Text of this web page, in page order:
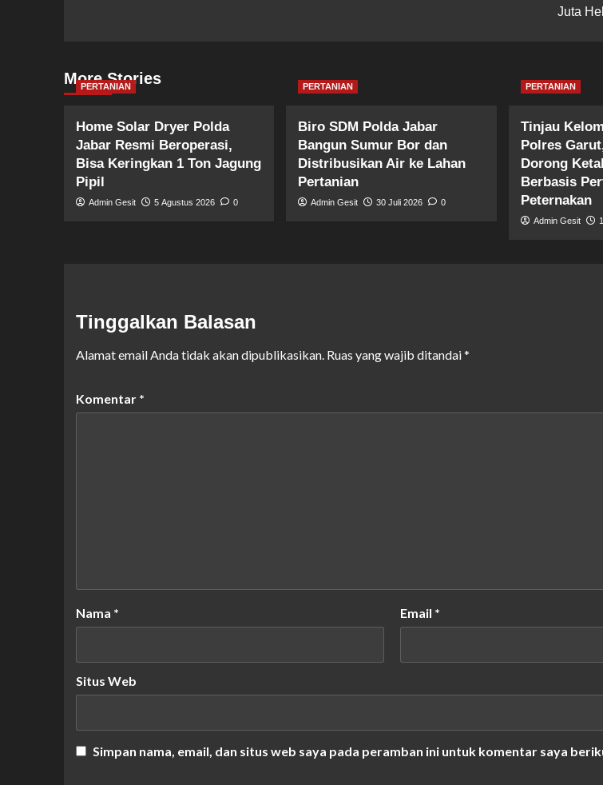
Juta
More Stories
PERTANIAN
Home Solar Dryer Polda
Jabar Resmi Beroperasi,
Bisa Keringkan 1 Ton Jagung
Pipil
Admin Gesit 5 Agustus 2026 0
PERTANIAN
Biro SDM Polda Jabar
Bangun Sumur Bor dan
Distribusikan Air ke Lahan
Pertanian
Admin Gesit 30 Juli 2026 0
PERTANIAN
Tinjau
Polres
Dorong
Berbasis
Peternakan
Admin Gesit
Tinggalkan Balasan
Alamat email Anda tidak akan dipublikasikan. Ruas yang wajib ditandai*
Komentar *
Nama * Email *
Situs Web
Simpan nama, email, dan situs web saya pada peramban ini untuk komentar saya